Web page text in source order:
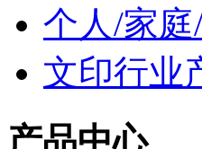
个人/家
文印行业
产品中心